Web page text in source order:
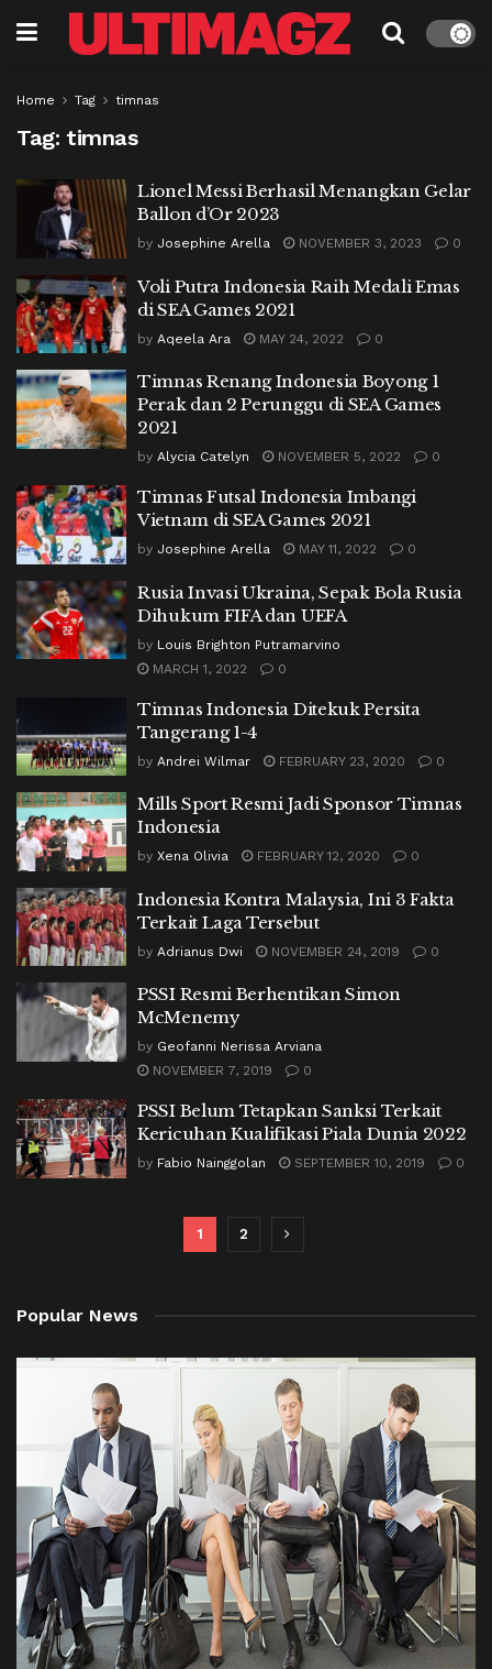
Home Tag timnas
Tag: timnas
Lionel Messi Berhasil Menangkan Gelar
Ballon d’Or 2023
by Josephine Arella NOVEMBER 3, 2023 0
Voli Putra Indonesia Raih Medali Emas
di SEA Games 2021
by Aqeela Ara MAY 24, 2022 0
Timnas Renang Indonesia Boyong 1
Perak dan 2 Perunggu di SEA Games
2021
by Alycia Catelyn NOVEMBER 5, 2022 0
Timnas Futsal Indonesia Imbangi
Vietnam di SEA Games 2021
by Josephine Arella MAY 11, 2022 0
Rusia Invasi Ukraina, Sepak Bola Rusia
Dihukum FIFA dan UEFA
by Louis Brighton Putramarvino
MARCH 1, 2022
0
Timnas Indonesia Ditekuk Persita
Tangerang 1-4
by Andrei Wilmar FEBRUARY 23, 2020 0
Mills Sport Resmi Jadi Sponsor Timnas
Indonesia
by Xena Olivia FEBRUARY 12, 2020 0
Indonesia Kontra Malaysia, Ini 3 Fakta
Terkait Laga Tersebut
by Adrianus Dwi NOVEMBER 24, 2019 0
PSSI Resmi Berhentikan Simon
McMenemy
by Geofanni Nerissa Arviana
NOVEMBER 7, 2019
0
PSSI Belum Tetapkan Sanksi Terkait
Kericuhan Kualifikasi Piala Dunia 2022
by Fabio Nainggolan SEPTEMBER 10, 2019 0
1 2
Popular News